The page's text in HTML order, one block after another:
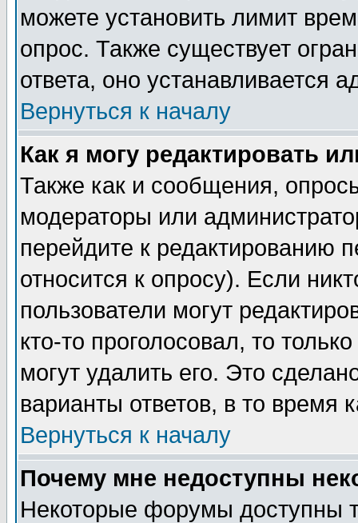
можете установить лимит
опрос. Также существует
ответа, оно устанавливается
Вернуться к началу
Как я могу редактировать
Также как и сообщения,
модераторы или
перейдите к редактированию
относится к опросу). Если
пользователи могут
кто-то проголосовал, то
могут удалить его. Это
варианты ответов, в то время
Вернуться к началу
Почему мне недоступны
Некоторые форумы доступны